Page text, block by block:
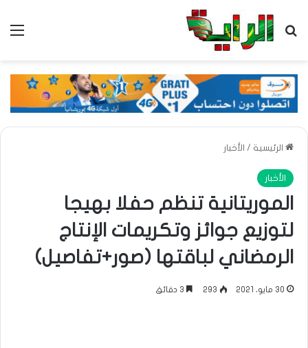
بحث عن
الرئيسية / الأخبار
الأخبار
الموريتانية تنظم حفلا بهيجا
لتوزيع جوائز وتكريمات الإنتاج
الرمضاني لباقتها (صور+تفاصيل)
30 مايو، 2021 293